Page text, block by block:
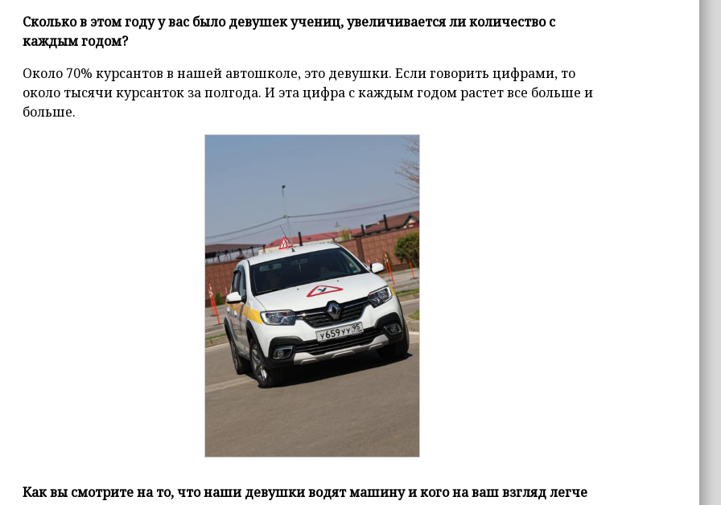
Сколько в этом году у вас было девушек учениц, увеличивается ли количество с
каждым годом?
Около 70% курсантов в нашей автошколе, это девушки. Если говорить цифрами, то
около тысячи курсанток за полгода. И эта цифра с каждым годом растет все больше и
больше.
Как вы смотрите на то, что наши девушки водят машину и кого на ваш взгляд легче